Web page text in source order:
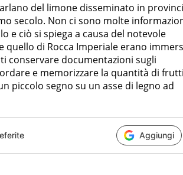
del limone disseminato in
secolo. Non ci sono molte
e ciò si spiega a causa del notevole
di Rocca Imperiale erano
conservare documentazioni sugli
e memorizzare la quantità di frutti
piccolo segno su un asse di legno ad
Aggiungi